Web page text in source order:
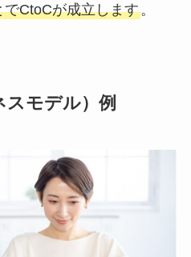
CtoCが成立します。
モデル）例